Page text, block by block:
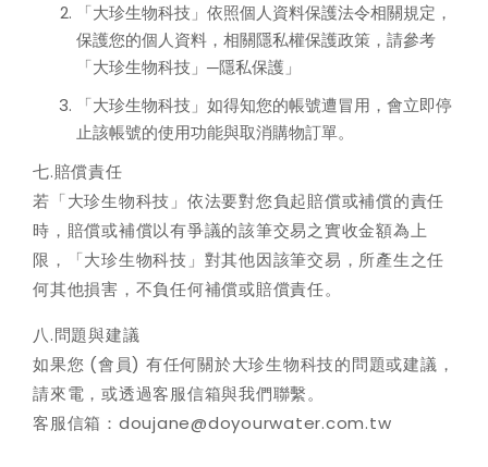
「大珍生物科技」依照個人資料保護法令相關規定，
保護您的個人資料，相關隱私權保護政策，請參考
「大珍生物科技」─隱私保護」
「大珍生物科技」如得知您的帳號遭冒用，會立即停
止該帳號的使用功能與取消購物訂單。
七.賠償責任
若「大珍生物科技」依法要對您負起賠償或補償的責任
時，賠償或補償以有爭議的該筆交易之實收金額為上
限，「大珍生物科技」對其他因該筆交易，所產生之任
何其他損害，不負任何補償或賠償責任。
八.問題與建議
如果您 (會員) 有任何關於大珍生物科技的問題或建議，
請來電，或透過客服信箱與我們聯繫。
客服信箱： doujane@doyourwater.com.tw